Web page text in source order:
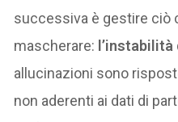
successiva è gestire ciò
mascherare: l’instabilità
allucinazioni sono
non aderenti ai dati di